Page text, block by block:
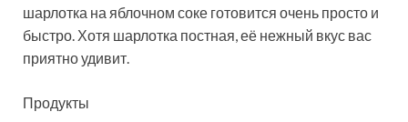
шарлотка на яблочном соке готовится очень просто и
быстро. Хотя шарлотка постная, её нежный вкус вас
приятно удивит.
Продукты